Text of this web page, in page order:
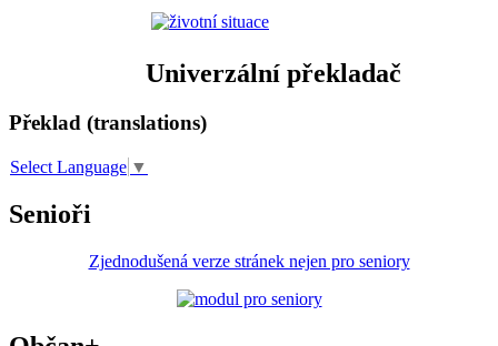
Univerzální překladač
Překlad (translations)
Select Language ▼
Senioři
Zjednodušená verze stránek nejen pro seniory